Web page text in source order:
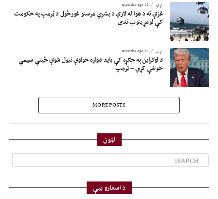
نړۍ 12 months ago
غزې ته د هوا له لارې د بشري مرستو غورځول د ټرمپ په حکومت
کې لومړیتوب ندی
نړۍ 12 months ago
د اوکراین په جګړه کې باید دواړه خواوې نیول شوې ځینې سیمې
خوشې کړي – ټرمپ
MORE POSTS
لټون
د اسعارو بیې